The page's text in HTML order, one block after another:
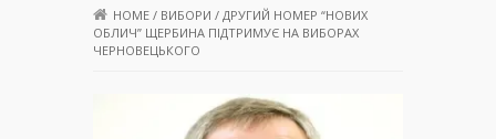
HOME / ВИБОРИ / ДРУГИЙ НОМЕР “НОВИХ
ОБЛИЧ” ЩЕРБИНА ПІДТРИМУЄ НА ВИБОРАХ
ЧЕРНОВЕЦЬКОГО